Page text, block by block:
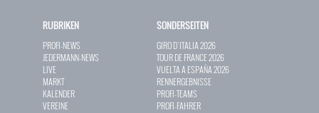
RUBRIKEN
PROFI-NEWS
JEDERMANN-NEWS
LIVE
MARKT
KALENDER
VEREINE
SONDERSEITEN
GIRO D`ITALIA 2026
TOUR DE FRANCE 2026
VUELTA A ESPAÑA 2026
RENNERGEBNISSE
PROFI-TEAMS
PROFI-FAHRER